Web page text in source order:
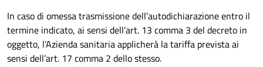
In caso di omessa trasmissione dell’autodichiarazione entro il
termine indicato, ai sensi dell’art. 13 comma 3 del decreto in
oggetto, l’Azienda sanitaria applicherà la tariffa prevista ai
sensi dell’art. 17 comma 2 dello stesso.